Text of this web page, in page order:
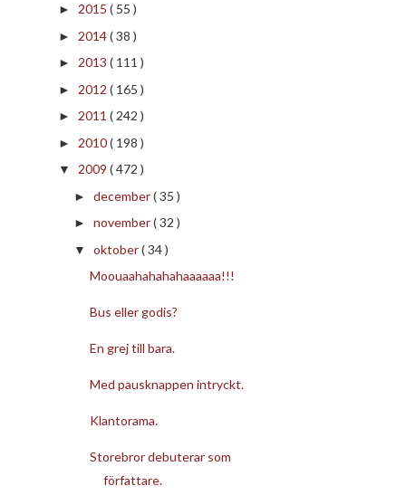
► 2015 ( 55 )
► 2014( 38 )
► 2013 ( 111 )
► 2012 ( 165 )
► 2011 ( 242 )
► 2010( 198 )
▼ 2009 ( 472 )
► december( 35 )
► november( 32 )
▼ oktober( 34 )
Moouaahahahahaaaaaa!!!
Bus eller godis?
En grej till bara.
Med pausknappen intryckt.
Klantorama.
Storebror debuterar som
författare.